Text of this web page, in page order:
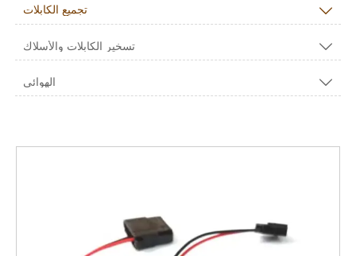
تجميع الكابلات 
تسخير الكابلات والأسلاك 
الهوائي 